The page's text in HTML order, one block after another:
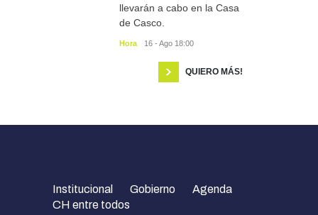
llevarán a cabo en la Casa
de Casco.
Hora 16 - Ago 18:00
QUIERO MÁS!
Institucional Gobierno
Agenda
CH entre todos